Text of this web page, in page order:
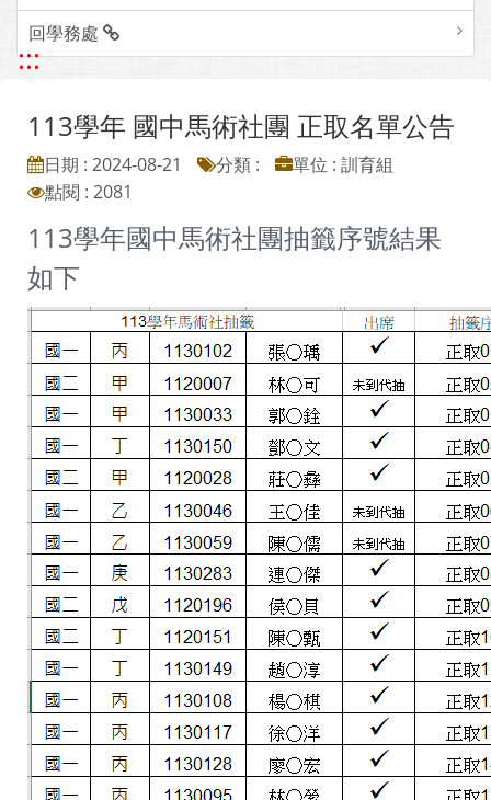
回學務處
:::
113學年 國中馬術社團 正取名單公告
日期 : 2024-08-21 分類 :
單位 : 訓育組
點閱 : 2081
113學年國中馬術社團抽籤序號結果
如下